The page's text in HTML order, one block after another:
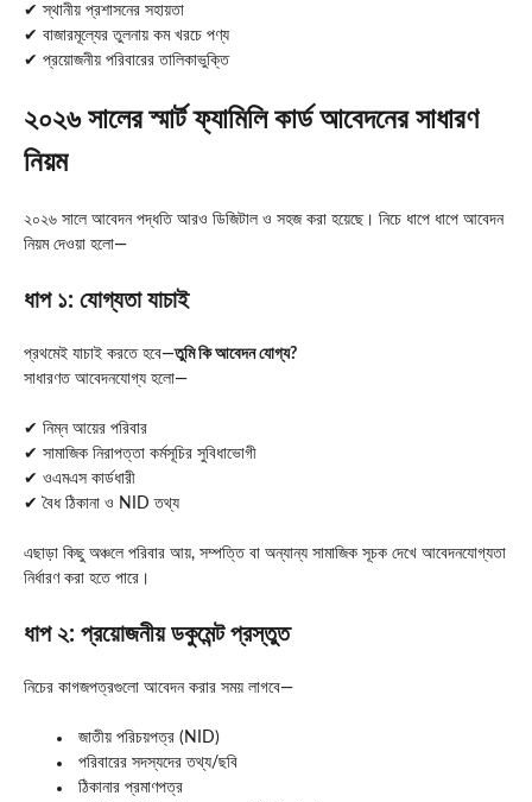
✔ স্থানীয় প্রশাসনের সহায়তা
✔ বাজারমূল্যের তুলনায় কম খরচে পণ্য
✔ প্রয়োজনীয় পরিবারের তালিকাভুক্তি
২০২৬ সালের স্মার্ট ফ্যামিলি কার্ড আবেদনের সাধারণ
নিয়ম
২০২৬ সালে আবেদন পদ্ধতি আরও ডিজিটাল ও সহজ করা হয়েছে। নিচে ধাপে ধাপে আবেদন
নিয়ম দেওয়া হলো—
ধাপ ১: যোগ্যতা যাচাই
প্রথমেই যাচাই করতে হবে—তুমি কি আবেদন যোগ্য?
সাধারণত আবেদনযোগ্য হলো—
✔ নিম্ন আয়ের পরিবার
✔ সামাজিক নিরাপত্তা কর্মসূচির সুবিধাভোগী
✔ ওএমএস কার্ডধারী
✔ বৈধ ঠিকানা ও NID তথ্য
এছাড়া কিছু অঞ্চলে পরিবার আয়, সম্পত্তি বা অন্যান্য সামাজিক সূচক দেখে আবেদনযোগ্যতা
নির্ধারণ করা হতে পারে।
ধাপ ২: প্রয়োজনীয় ডকুমেন্ট প্রস্তুত
নিচের কাগজপত্রগুলো আবেদন করার সময় লাগবে—
জাতীয় পরিচয়পত্র (NID)
পরিবারের সদস্যদের তথ্য/ছবি
ঠিকানার প্রমাণপত্র